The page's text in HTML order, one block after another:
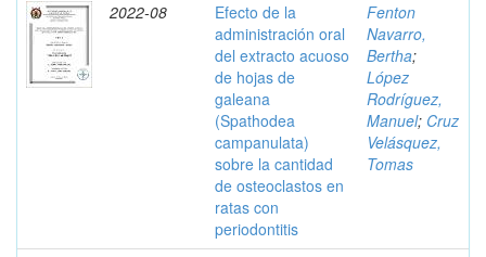
2022-08
Efecto de la
administración oral
del extracto acuoso
de hojas de
galeana
(Spathodea
campanulata)
sobre la cantidad
de osteoclastos en
ratas con
periodontitis
Fenton
Navarro,
Bertha;
López
Rodríguez,
Manuel; Cruz
Velásquez,
Tomas